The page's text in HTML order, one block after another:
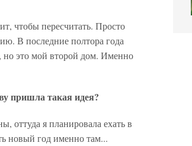
чтобы пересчитать. Просто
В последние полтора года
но это мой второй дом. Именно
пришла такая идея?
я планировала ехать в
новый год именно там...